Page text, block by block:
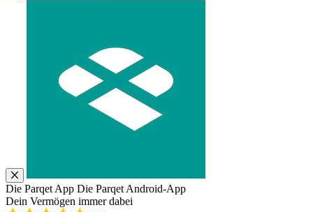
Die Parqet App Die Parqet Android-App
Dein Vermögen immer dabei